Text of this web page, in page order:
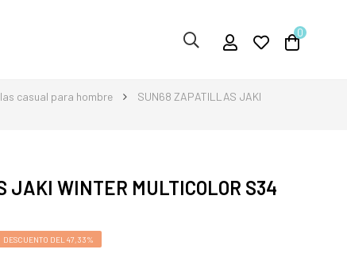
0
casual para hombre
SUN68 ZAPATILLAS JAKI
JAKI WINTER MULTICOLOR S34
DESCUENTO DEL 47,33%